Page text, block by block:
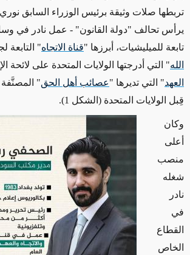
تربطها صلات وثيقة برئيس الوزراء السابق
يرأس تحالف "دولة القانون" - عمل نادر في
تابعة للميليشيات، أبرزها "قناة الاتجاه" التابعة
الله" التي أدرجتها الولايات المتحدة على لائحة
العهد" التي تديرها "عصائب أهل الحق"
قِبل الولايات المتحدة (الشكل 1) .
وكان
أعلى
منصب
شغله
نادر
في
القطاع
الخاص